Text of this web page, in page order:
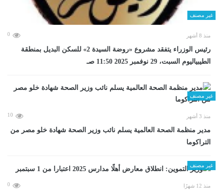
غير مصنف
منذ 8 أشهر 0
رئيس الوزراء يتفقد مشروع «روضة السيدة 2» للسكن البديل بمنطقة
الطيبياليوم السبت، 29 نوفمبر 2025 11:50 صـ
غير مصنف
منذ 3 أشهر 10
مدير منظمة الصحة العالمية يسلم نائب وزير الصحة شهادة خلو مصر من
التراكوما
غير مصنف
منذ 12 شهرًا 0